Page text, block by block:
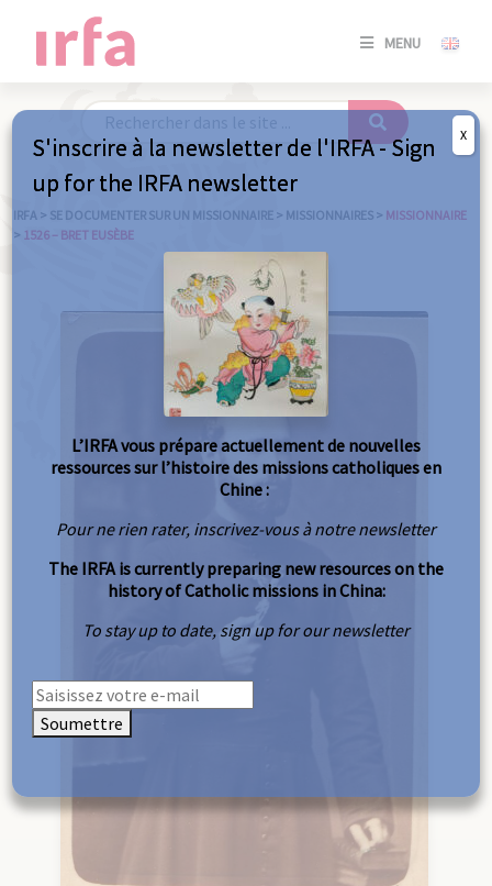
MENU
SE
/
IRFA > SE DOCUMENTER SUR UN MISSIONNAIRE > MISSIONNAIRES > MISSIONNAIRE
> 1526 – BRET EUSÈBE
S'inscrire à la newsletter de l'IRFA - Sign
up for the IRFA newsletter
L’IRFA vous prépare actuellement de nouvelles
ressources sur l’histoire des missions catholiques en
Chine :
Pour ne rien rater, inscrivez-vous à notre newsletter
The IRFA is currently preparing new resources on the
history of Catholic missions in China:
To stay up to date, sign up for our newsletter
Soumettre
X